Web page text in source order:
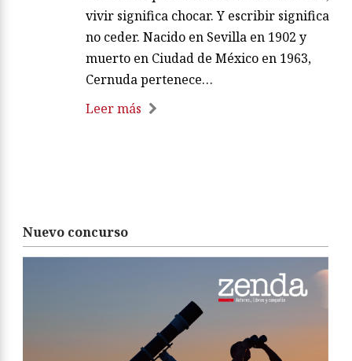
vivir significa chocar. Y escribir significa
no ceder. Nacido en Sevilla en 1902 y
muerto en Ciudad de México en 1963,
Cernuda pertenece…
Leer más
Nuevo concurso